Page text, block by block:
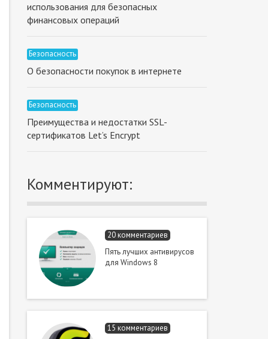
использования для безопасных
финансовых операций
Безопасность
О безопасности покупок в интернете
Безопасность
Преимущества и недостатки SSL-
сертификатов Let’s Encrypt
Комментируют:
20 комментариев
Пять лучших антивирусов
для Windows 8
15 комментариев